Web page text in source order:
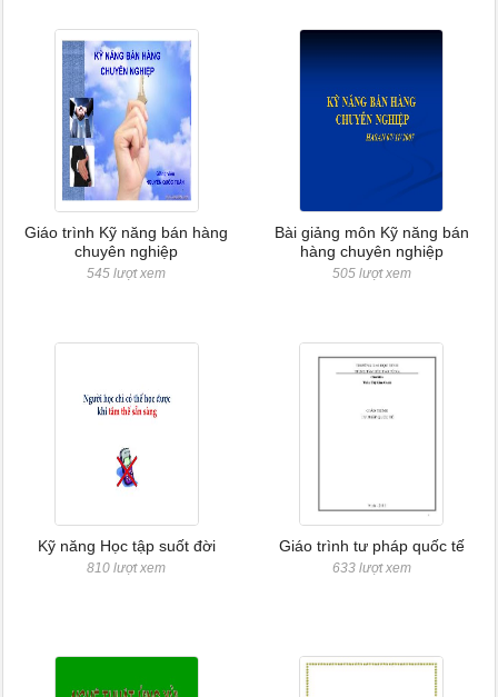
Giáo trình Kỹ năng bán hàng
chuyên nghiệp
545 lượt xem
Bài giảng môn Kỹ năng bán
hàng chuyên nghiệp
505 lượt xem
Kỹ năng Học tập suốt đời
810 lượt xem
Giáo trình tư pháp quốc tế
633 lượt xem